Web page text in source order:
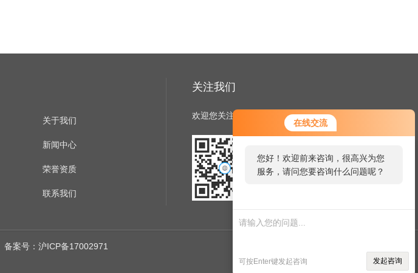
在线交流
您好！欢迎前来咨询，很高兴为您
服务，请问您要咨询什么问题呢？
可按Enter键发起咨询 发起咨询
关于我们
新闻中心
荣誉资质
联系我们
关注我们
欢迎您关注我们的微信公众号了解更多信息
扫一扫
备案号：沪ICP备17002971